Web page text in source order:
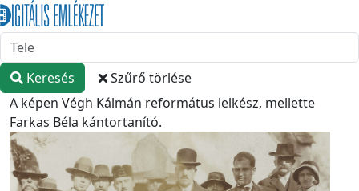
Keresés
Szűrő törlése
A képen Végh Kálmán református lelkész, mellette
Farkas Béla kántortanító.